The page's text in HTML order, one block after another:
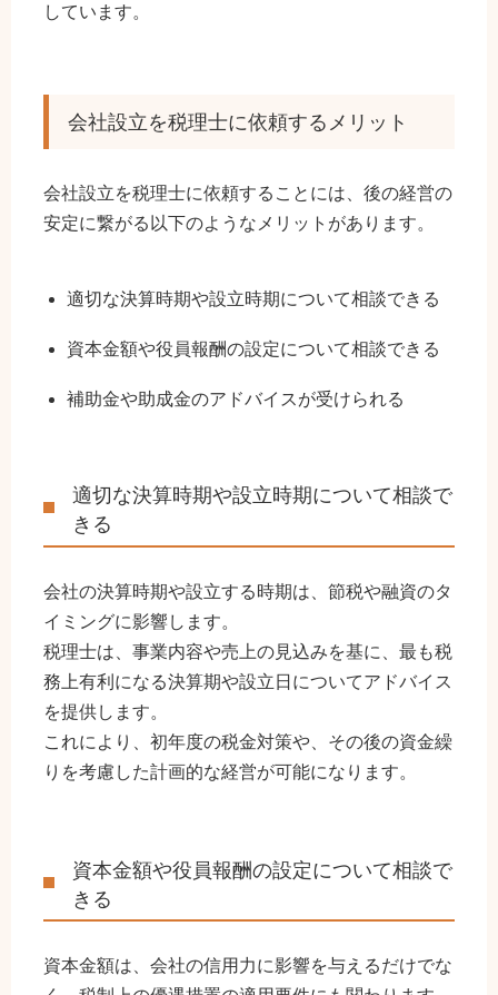
しています。
会社設立を税理士に依頼するメリット
会社設立を税理士に依頼することには、後の経営の
安定に繋がる以下のようなメリットがあります。
適切な決算時期や設立時期について相談できる
資本金額や役員報酬の設定について相談できる
補助金や助成金のアドバイスが受けられる
適切な決算時期や設立時期について相談で
きる
会社の決算時期や設立する時期は、節税や融資のタ
イミングに影響します。
税理士は、事業内容や売上の見込みを基に、最も税
務上有利になる決算期や設立日についてアドバイス
を提供します。
これにより、初年度の税金対策や、その後の資金繰
りを考慮した計画的な経営が可能になります。
資本金額や役員報酬の設定について相談で
きる
資本金額は、会社の信用力に影響を与えるだけでな